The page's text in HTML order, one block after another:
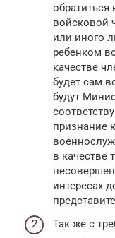
войсковой
или иного
ребенком
качестве
будет сам
будут
признание
в качестве
интересах
Так же с